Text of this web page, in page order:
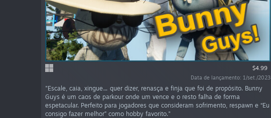
$4.99
Data de lançamento: 1/set./2023
"Escale, caia, xingue… quer dizer, renasça e finja que foi de propósito. Bunny
Guys é um caos de parkour onde um vence e o resto falha de forma
espetacular. Perfeito para jogadores que consideram sofrimento, respawn e “Eu
consigo fazer melhor” como hobby favorito."